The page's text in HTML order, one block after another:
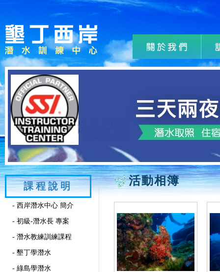
課程說明
- 西岸潛水中心 簡介
- 初級-潛水長 專案
- 潛水教練訓練課程
- 墾丁學潛水
- 綠島學潛水
活動相簿